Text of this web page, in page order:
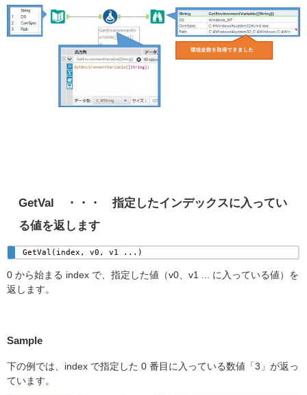
GetVal ・・・ 指定したインデックスに入ってい
る値を返します
GetVal(index, v0, v1 ...)
0 から始まる index で、指定した値（v0、v1 ... に入っている値）を
返します。
Sample
下の例では、index で指定した 0 番目に入っている数値「3」が返っ
ています。